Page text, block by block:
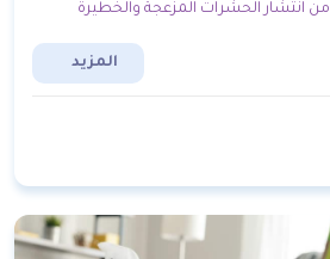
انتشار الحشرات المزعجة والخطيرة
المزيد